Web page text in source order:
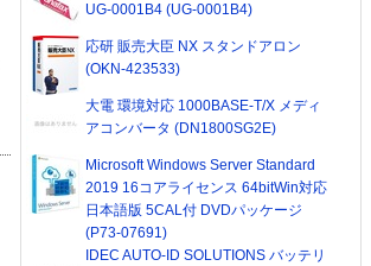
UG-0001B4 (UG-0001B4)
応研 販売大臣 NX スタンドアロン
(OKN-423533)
大電 環境対応 1000BASE-T/X メディ
アコンバータ (DN1800SG2E)
Microsoft Windows Server Standard
2019 16コアライセンス 64bitWin対応
日本語版 5CAL付 DVDパッケージ
(P73-07691)
IDEC AUTO-ID SOLUTIONS バッテリ